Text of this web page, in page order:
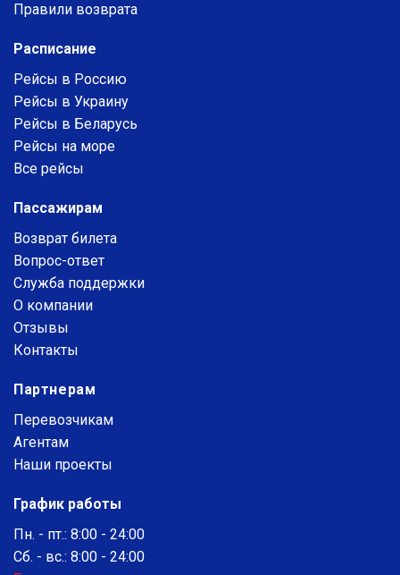
Правили возврата
Расписание
Рейсы в Россию
Рейсы в Украину
Рейсы в Беларусь
Рейсы на море
Все рейсы
Пассажирам
Возврат билета
Вопрос-ответ
Служба поддержки
О компании
Отзывы
Контакты
Партнерам
Перевозчикам
Агентам
Наши проекты
График работы
Пн. - пт.: 8:00 - 24:00
Сб. - вс.: 8:00 - 24:00